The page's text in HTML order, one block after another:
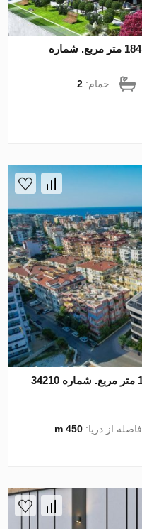
آپارتمان در Alanya ، ترکیه 3 خوابه ، 184 متر مربع. شماره
حمام:2
فاصله از دریا:450 m